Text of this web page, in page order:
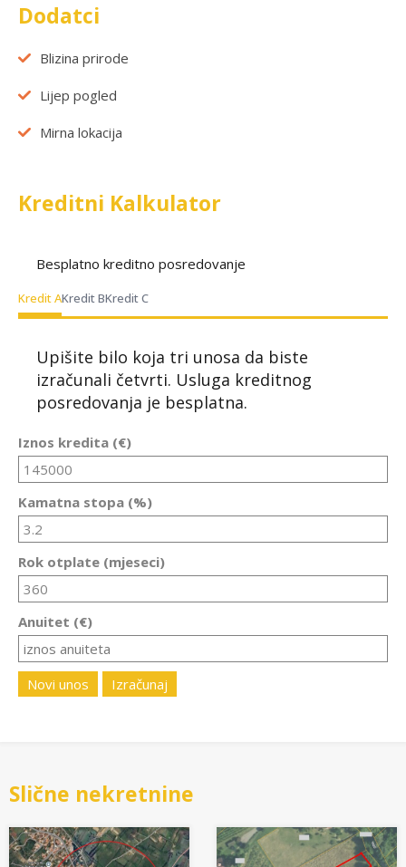
Dodatci
Blizina prirode
Lijep pogled
Mirna lokacija
Kreditni Kalkulator
Besplatno kreditno posredovanje
Kredit AKredit BKredit C
Upišite bilo koja tri unosa da biste
izračunali četvrti. Usluga kreditnog
posredovanja je besplatna.
Iznos kredita (€)
Kamatna stopa (%)
Rok otplate (mjeseci)
Anuitet (€)
Novi unos Izračunaj
Slične nekretnine